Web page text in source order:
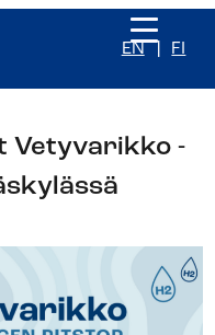
EN FI
Vetyvarikko -